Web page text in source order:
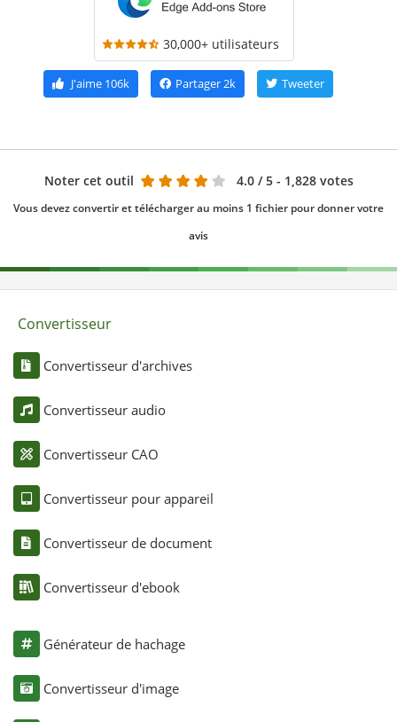
30,000+ utilisateurs
J'aime106k Partager2k Tweeter
Noter cet outil 4.0 / 5 - 1,828 votes
Vous devez convertir et télécharger au moins 1 fichier pour donner votre
avis
Convertisseur
Convertisseur d'archives
Convertisseur audio
Convertisseur CAO
Convertisseur pour appareil
Convertisseur de document
Convertisseur d'ebook
Générateur de hachage
Convertisseur d'image